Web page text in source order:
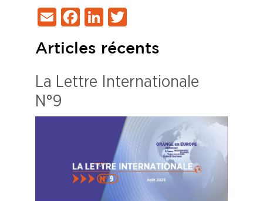
EmailFacebook
LinkedIn
Articles récents
La Lettre Internationale
N°9